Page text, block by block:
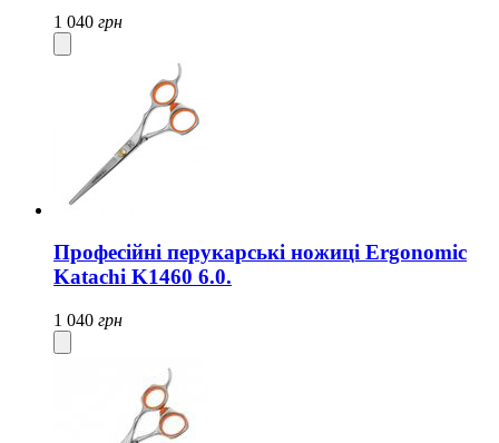
1 040 грн
Професійні перукарські ножиці Ergonomic
Katachi K1460 6.0.
1 040 грн